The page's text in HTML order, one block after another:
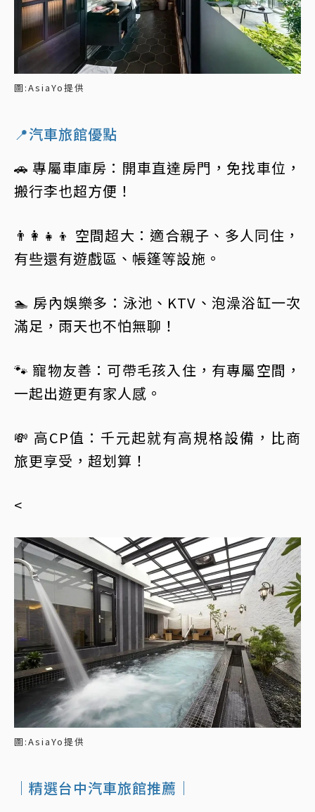
圖:AsiaYo提供
📍汽車旅館優點
🚗 專屬車庫房：開車直達房門，免找車位，
搬行李也超方便！
👨‍👩‍👧‍👦 空間超大：適合親子、多人同住，
有些還有遊戲區、帳篷等設施。
🏊 房內娛樂多：泳池、KTV、泡澡浴缸一次
滿足，雨天也不怕無聊！
🐾 寵物友善：可帶毛孩入住，有專屬空間，
一起出遊更有家人感。
💸 高CP值：千元起就有高規格設備，比商
旅更享受，超划算！
<
圖:AsiaYo提供
｜精選台中汽車旅館推薦｜